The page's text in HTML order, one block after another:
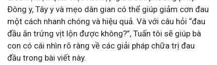
Đông y, Tây y và mẹo dân gian có thể giúp giảm cơn đau
một cách nhanh chóng và hiệu quả. Và với câu hỏi “đau
đầu ăn trứng vịt lộn được không?”, Tuấn tôi sẽ giúp bà
con có cái nhìn rõ ràng về các giải pháp chữa trị đau
đầu trong bài viết này.